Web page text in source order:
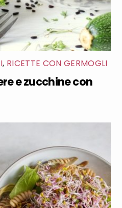
, RICETTE CON GERMOGLI
e zucchine con